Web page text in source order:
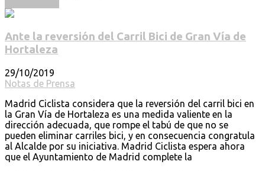
Ante la reversión del Carril Bici de Gran Vía de
Hortaleza
29/10/2019
Notas de Prensa
Madrid Ciclista considera que la reversión del carril bici en
la Gran Vía de Hortaleza es una medida valiente en la
dirección adecuada, que rompe el tabú de que no se
pueden eliminar carriles bici, y en consecuencia congratula
al Alcalde por su iniciativa. Madrid Ciclista espera ahora
que el Ayuntamiento de Madrid complete la